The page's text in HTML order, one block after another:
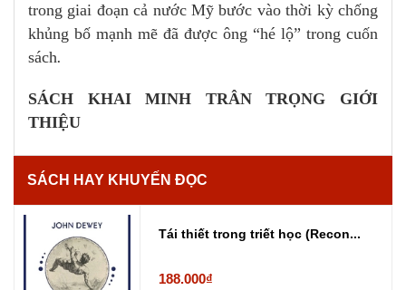
trong giai đoạn cả nước Mỹ bước vào thời kỳ chống
khủng bố mạnh mẽ đã được ông “hé lộ” trong cuốn
sách.
SÁCH KHAI MINH TRÂN TRỌNG GIỚI
THIỆU
SÁCH HAY KHUYẾN ĐỌC
Tái thiết trong triết học (Recon...
188.000₫